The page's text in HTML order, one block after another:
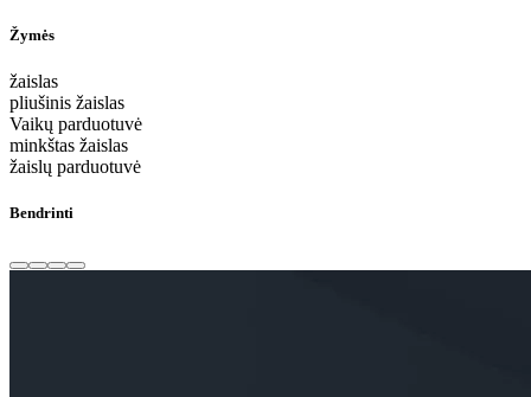
Žymės
žaislas
pliušinis žaislas
Vaikų parduotuvė
minkštas žaislas
žaislų parduotuvė
Bendrinti